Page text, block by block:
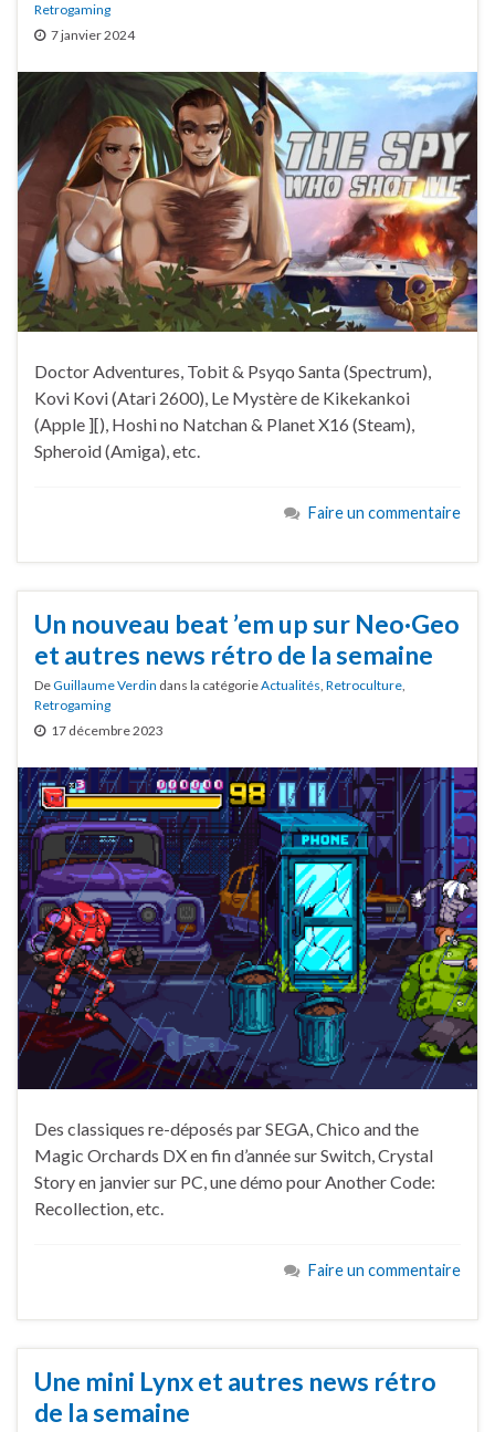
Retrogaming
7 janvier 2024
Doctor Adventures, Tobit & Psyqo Santa (Spectrum),
Kovi Kovi (Atari 2600), Le Mystère de Kikekankoi
(Apple ][), Hoshi no Natchan & Planet X16 (Steam),
Spheroid (Amiga), etc.
Faire un commentaire
Un nouveau beat ’em up sur Neo·Geo
et autres news rétro de la semaine
DeGuillaume Verdin dans la catégorieActualités, Retroculture,
Retrogaming
17 décembre 2023
Des classiques re-déposés par SEGA, Chico and the
Magic Orchards DX en fin d’année sur Switch, Crystal
Story en janvier sur PC, une démo pour Another Code:
Recollection, etc.
Faire un commentaire
Une mini Lynx et autres news rétro
de la semaine